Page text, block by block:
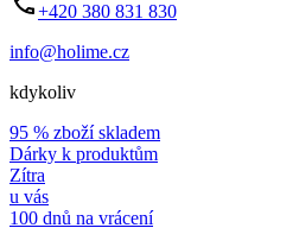
+420 380 831 830
info@holime.cz
kdykoliv
95 % zboží skladem
Dárky k produktům
Zítra
u vás
100 dnů na vrácení